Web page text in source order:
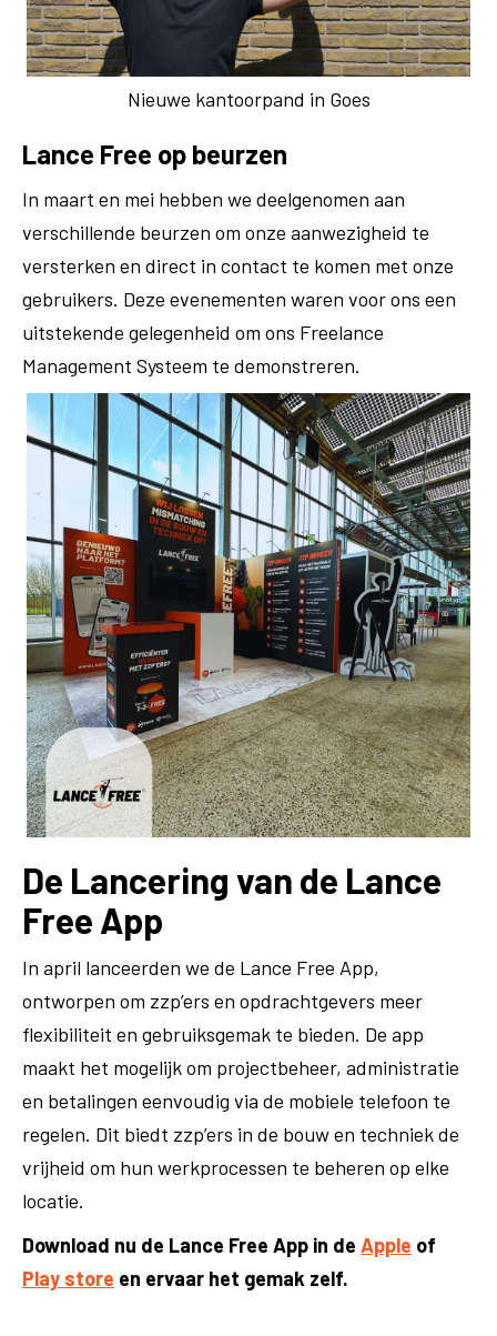
Nieuwe kantoorpand in Goes
Lance Free op beurzen
In maart en mei hebben we deelgenomen aan
verschillende beurzen om onze aanwezigheid te
versterken en direct in contact te komen met onze
gebruikers. Deze evenementen waren voor ons een
uitstekende gelegenheid om ons Freelance
Management Systeem te demonstreren.
De Lancering van de Lance
Free App
In april lanceerden we de Lance Free App,
ontworpen om zzp’ers en opdrachtgevers meer
flexibiliteit en gebruiksgemak te bieden. De app
maakt het mogelijk om projectbeheer, administratie
en betalingen eenvoudig via de mobiele telefoon te
regelen. Dit biedt zzp’ers in de bouw en techniek de
vrijheid om hun werkprocessen te beheren op elke
locatie.
Download nu de Lance Free App in de Apple of
Play store en ervaar het gemak zelf.